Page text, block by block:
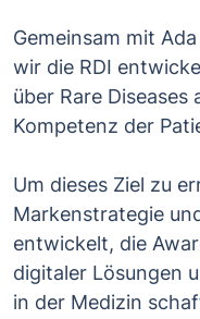
Gemeinsam mit
wir die RDI
über Rare
Kompetenz der
Um dieses Ziel zu
Markenstrategie
entwickelt, die
digitaler Lösungen
in der Medizin